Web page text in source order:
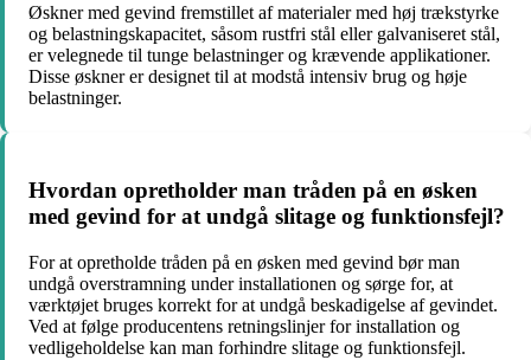
Øskner med gevind fremstillet af materialer med høj trækstyrke
og belastningskapacitet, såsom rustfri stål eller galvaniseret stål,
er velegnede til tunge belastninger og krævende applikationer.
Disse øskner er designet til at modstå intensiv brug og høje
belastninger.
Hvordan opretholder man tråden på en øsken
med gevind for at undgå slitage og funktionsfejl?
For at opretholde tråden på en øsken med gevind bør man
undgå overstramning under installationen og sørge for, at
værktøjet bruges korrekt for at undgå beskadigelse af gevindet.
Ved at følge producentens retningslinjer for installation og
vedligeholdelse kan man forhindre slitage og funktionsfejl.